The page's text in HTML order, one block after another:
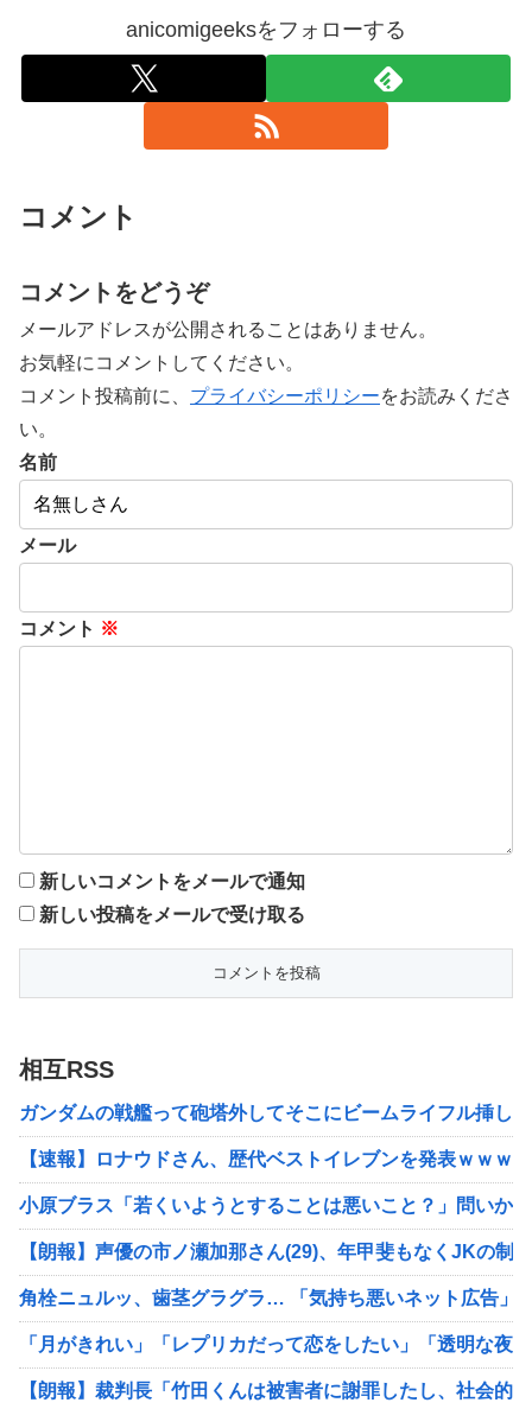
anicomigeeksをフォローする
コメント
コメントをどうぞ
メールアドレスが公開されることはありません。
お気軽にコメントしてください。
コメント投稿前に、 プライバシーポリシーをお読みくださ
い。
名前
メール
コメント ※
新しいコメントをメールで通知
新しい投稿をメールで受け取る
相互RSS
ガンダムの戦艦って砲塔外してそこにビームライフル挿し
【速報】ロナウドさん、歴代ベストイレブンを発表ｗｗｗ
小原ブラス「若くいようとすることは悪いこと？」問い
【朗報】声優の市ノ瀬加那さん(29)、年甲斐もなくJKの制
角栓ニュルッ、歯茎グラグラ… 「気持ち悪いネット広告」
「月がきれい」「レプリカだって恋をしたい」「透明な
【朗報】裁判長「竹田くんは被害者に謝罪したし、社会